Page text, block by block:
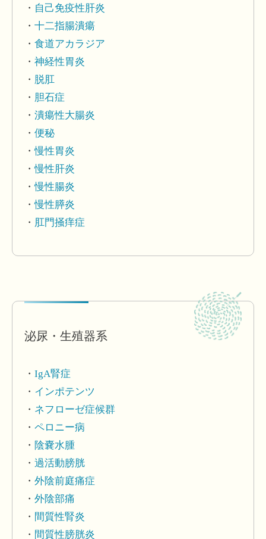
自己免疫性肝炎
十二指腸潰瘍
食道アカラジア
神経性胃炎
脱肛
胆石症
潰瘍性大腸炎
便秘
慢性胃炎
慢性肝炎
慢性腸炎
慢性膵炎
肛門掻痒症
泌尿・生殖器系
IgA腎症
インポテンツ
ネフローゼ症候群
ペロニー病
陰嚢水腫
過活動膀胱
外陰前庭痛症
外陰部痛
間質性腎炎
間質性膀胱炎